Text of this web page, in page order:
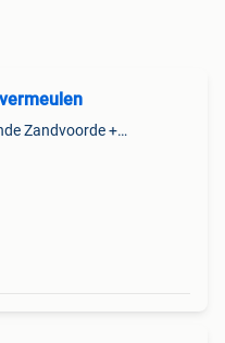
Oostende Zandvoorde +Oostende